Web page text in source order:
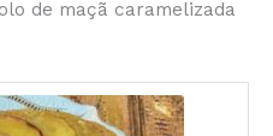
d
de maçã caramelizada